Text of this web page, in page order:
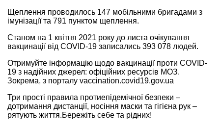
Щеплення проводилось 147 мобільними бригадами з
імунізації та 791 пунктом щеплення.
Станом на 1 квітня 2021 року до листа очікування
вакцинації від COVID-19 записались 393 078 людей.
Отримуйте інформацію щодо вакцинації проти COVID-
19 з надійних джерел: офіційних ресурсів МОЗ.
Зокрема, з порталу vaccination.covid19.gov.ua
Три прості правила протиепідемічної безпеки –
дотримання дистанції, носіння маски та гігієна рук –
рятують життя.Бережіть себе та рідних!